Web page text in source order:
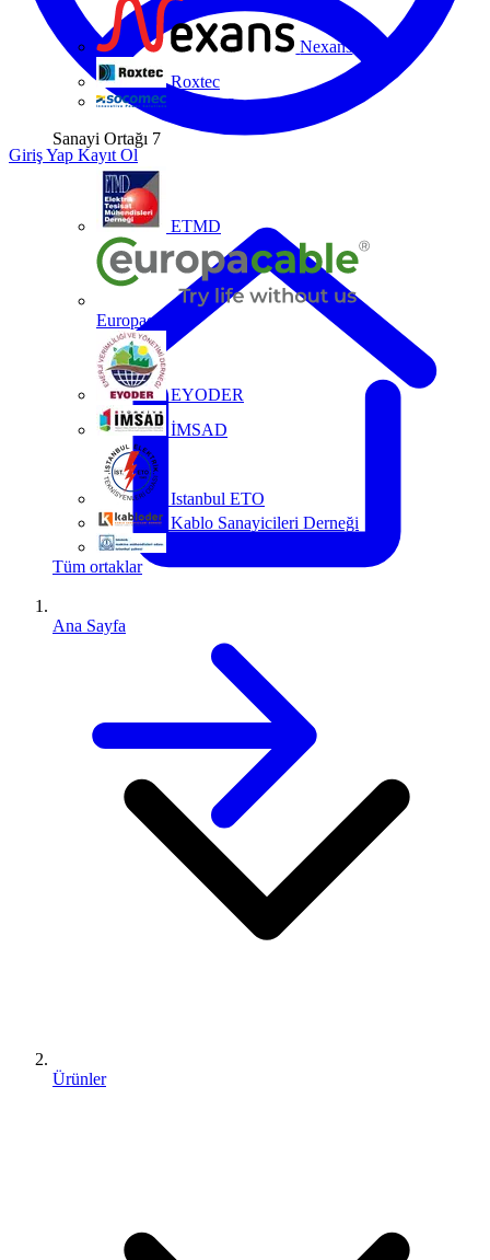
Nexans
Roxtec
Socomec
Sanayi Ortağı 7
ETMD
Europacable
EYODER
İMSAD
Istanbul ETO
Kablo Sanayicileri Derneği
Tüm ortaklar
Giriş Yap Kayıt Ol
Ana Sayfa
Ürünler